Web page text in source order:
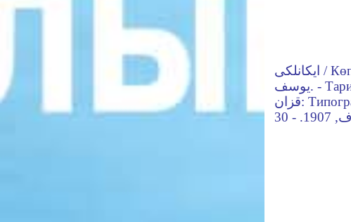
ايكانلكى / Көпеев Юсуф=كوبييف
يوسف. - Тарихи повесть. - Қазан;
قزان: Типография Шарф: مطبعة